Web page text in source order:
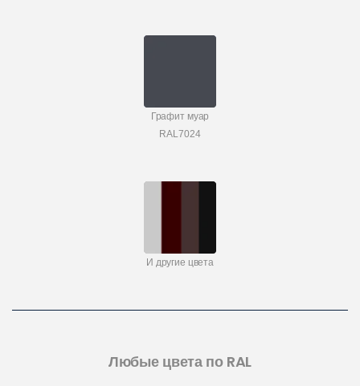
Графит муар
RAL7024
И другие цвета
Любые цвета по RAL